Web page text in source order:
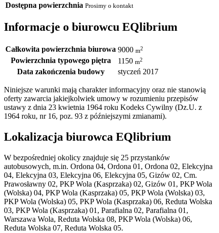
Dostępna powierzchnia Prosimy o kontakt
Informacje o biurowcu EQlibrium
Całkowita powierzchnia biurowa 9000 m2
Powierzchnia typowego piętra 1150 m2
Data zakończenia budowy styczeń 2017
Niniejsze warunki mają charakter informacyjny oraz nie stanowią
oferty zawarcia jakiejkolwiek umowy w rozumieniu przepisów
ustawy z dnia 23 kwietnia 1964 roku Kodeks Cywilny (Dz.U. z
1964 roku, nr 16, poz. 93 z późniejszymi zmianami).
Lokalizacja biurowca EQlibrium
W bezpośredniej okolicy znajduje się 25 przystanków
autobusowych, m.in. Ordona 04, Ordona 01, Ordona 02, Elekcyjna
04, Elekcyjna 03, Elekcyjna 06, Elekcyjna 05, Gizów 02, Cm.
Prawosławny 02, PKP Wola (Kasprzaka) 02, Gizów 01, PKP Wola
(Wolska) 04, PKP Wola (Kasprzaka) 05, PKP Wola (Wolska) 03,
PKP Wola (Wolska) 05, PKP Wola (Kasprzaka) 06, Reduta Wolska
03, PKP Wola (Kasprzaka) 01, Parafialna 02, Parafialna 01,
Warszawa Wola, Reduta Wolska 08, PKP Wola (Wolska) 06,
Reduta Wolska 07, Reduta Wolska 05.